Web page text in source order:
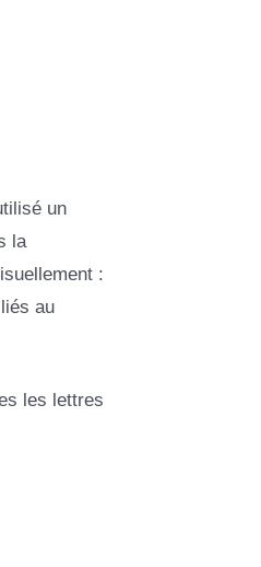
un
la
:
au
les lettres